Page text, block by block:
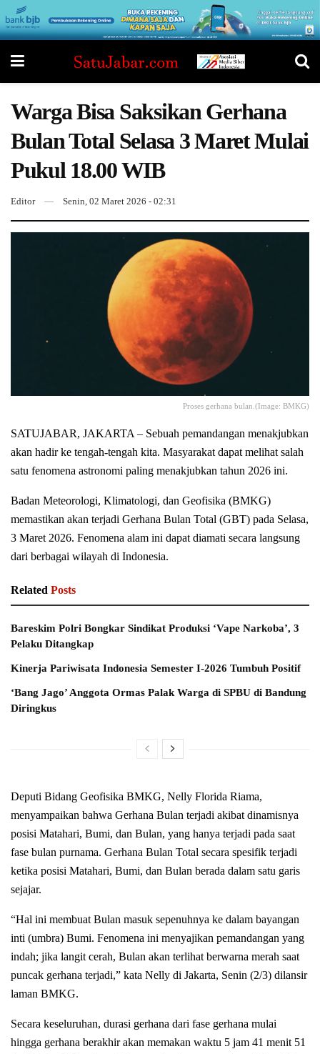
Warga Bisa Saksikan Gerhana
Bulan Total Selasa 3 Maret Mulai
Pukul 18.00 WIB
Editor Senin, 02 Maret 2026 - 02:31
Proses gerhana bulan.(Image: BMKG)
SATUJABAR, JAKARTA – Sebuah pemandangan menakjubkan
akan hadir ke tengah-tengah kita. Masyarakat dapat melihat salah
satu fenomena astronomi paling menakjubkan tahun 2026 ini.
Badan Meteorologi, Klimatologi, dan Geofisika (BMKG)
memastikan akan terjadi Gerhana Bulan Total (GBT) pada Selasa,
3 Maret 2026. Fenomena alam ini dapat diamati secara langsung
dari berbagai wilayah di Indonesia.
Related Posts
Bareskim Polri Bongkar Sindikat Produksi ‘Vape Narkoba’, 3
Pelaku Ditangkap
Kinerja Pariwisata Indonesia Semester I-2026 Tumbuh Positif
‘Bang Jago’ Anggota Ormas Palak Warga di SPBU di Bandung
Diringkus
Deputi Bidang Geofisika BMKG, Nelly Florida Riama,
menyampaikan bahwa Gerhana Bulan terjadi akibat dinamisnya
posisi Matahari, Bumi, dan Bulan, yang hanya terjadi pada saat
fase bulan purnama. Gerhana Bulan Total secara spesifik terjadi
ketika posisi Matahari, Bumi, dan Bulan berada dalam satu garis
sejajar.
“Hal ini membuat Bulan masuk sepenuhnya ke dalam bayangan
inti (umbra) Bumi. Fenomena ini menyajikan pemandangan yang
indah; jika langit cerah, Bulan akan terlihat berwarna merah saat
puncak gerhana terjadi,” kata Nelly di Jakarta, Senin (2/3) dilansir
laman BMKG.
Secara keseluruhan, durasi gerhana dari fase gerhana mulai
hingga gerhana berakhir akan memakan waktu 5 jam 41 menit 51